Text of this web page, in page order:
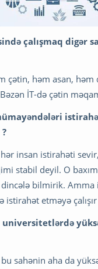
çalışmaq digər
çətin, həm asan, həm
İT-də çətin
insan istirahəti
stabil deyil. O
bilmirik. Amma
istirahət etməyə çalışır
universitetlərdə
sahənin aha da